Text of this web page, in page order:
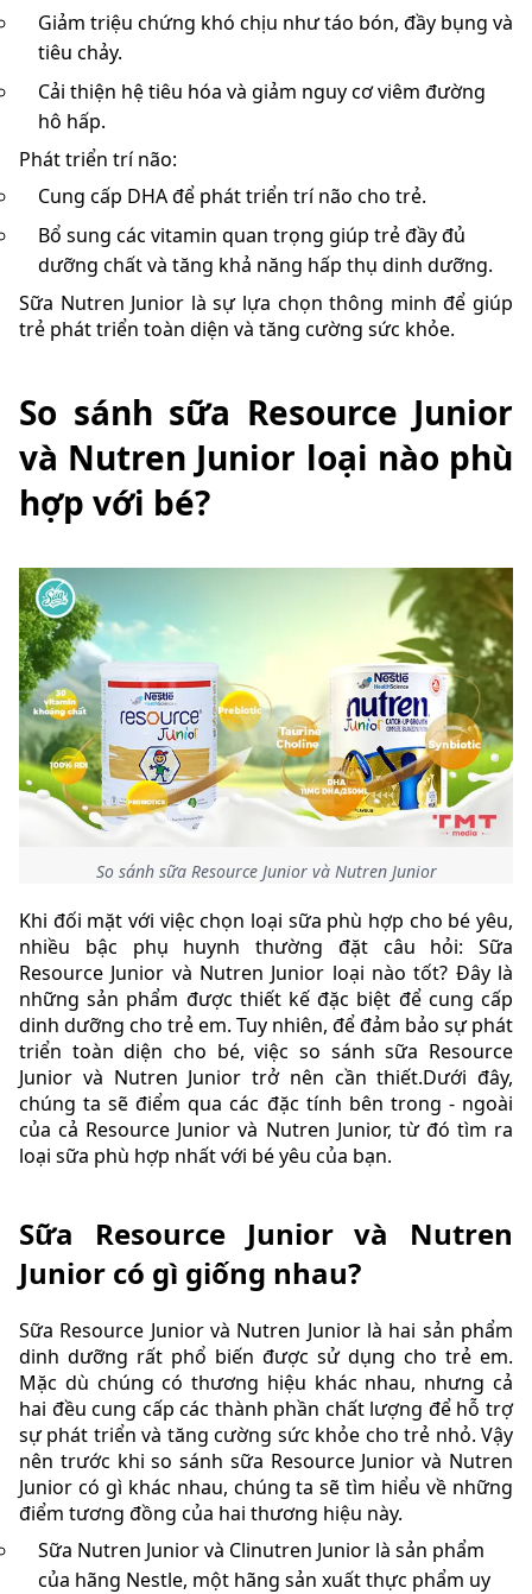
Giảm triệu chứng khó chịu như táo bón, đầy bụng và
tiêu chảy.
Cải thiện hệ tiêu hóa và giảm nguy cơ viêm đường
hô hấp.
Phát triển trí não:
Cung cấp DHA để phát triển trí não cho trẻ.
Bổ sung các vitamin quan trọng giúp trẻ đầy đủ
dưỡng chất và tăng khả năng hấp thụ dinh dưỡng.
Sữa Nutren Junior là sự lựa chọn thông minh để giúp
trẻ phát triển toàn diện và tăng cường sức khỏe.
So sánh sữa Resource Junior
và Nutren Junior loại nào phù
hợp với bé?
So sánh sữa Resource Junior và Nutren Junior
Khi đối mặt với việc chọn loại sữa phù hợp cho bé yêu,
nhiều bậc phụ huynh thường đặt câu hỏi: Sữa
Resource Junior và Nutren Junior loại nào tốt? Đây là
những sản phẩm được thiết kế đặc biệt để cung cấp
dinh dưỡng cho trẻ em. Tuy nhiên, để đảm bảo sự phát
triển toàn diện cho bé, việc so sánh sữa Resource
Junior và Nutren Junior trở nên cần thiết.Dưới đây,
chúng ta sẽ điểm qua các đặc tính bên trong - ngoài
của cả Resource Junior và Nutren Junior, từ đó tìm ra
loại sữa phù hợp nhất với bé yêu của bạn.
Sữa Resource Junior và Nutren
Junior có gì giống nhau?
Sữa Resource Junior và Nutren Junior là hai sản phẩm
dinh dưỡng rất phổ biến được sử dụng cho trẻ em.
Mặc dù chúng có thương hiệu khác nhau, nhưng cả
hai đều cung cấp các thành phần chất lượng để hỗ trợ
sự phát triển và tăng cường sức khỏe cho trẻ nhỏ. Vậy
nên trước khi so sánh sữa Resource Junior và Nutren
Junior có gì khác nhau, chúng ta sẽ tìm hiểu về những
điểm tương đồng của hai thương hiệu này.
Sữa Nutren Junior và Clinutren Junior là sản phẩm
của hãng Nestle, một hãng sản xuất thực phẩm uy